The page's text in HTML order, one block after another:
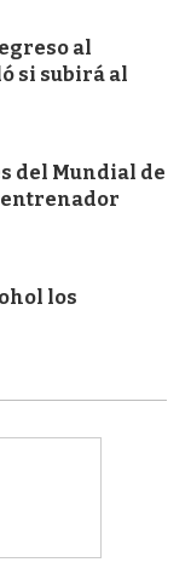
al
si subirá al
del Mundial de
los